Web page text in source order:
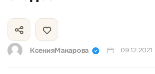
КсенияМакарова 09.12.2021